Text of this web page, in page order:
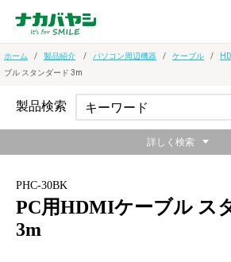
ホーム 製品紹介 パソコン周辺機器 ケーブル
ブル スタンダード 3m
PHC-30BK
PC用HDMIケーブル ス
3m
製品検索
詳しく検索